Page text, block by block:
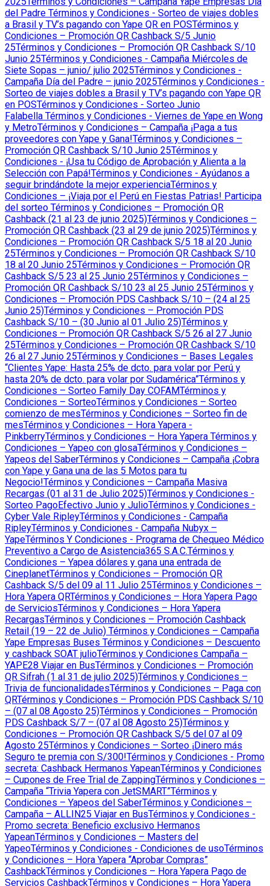
del Padre Términos y Condiciones - Sorteo de viajes dobles
a Brasil y TV’s pagando con Yape QR en POSTérminos y
Condiciones – Promoción QR Cashback S/5 Junio
25Términos y Condiciones – Promoción QR Cashback S/10
Junio 25Términos y Condiciones - Campaña Miércoles de
Siete Sopas – junio/ julio 2025Términos y Condiciones -
Campaña Día del Padre – junio 2025Términos y Condiciones -
Sorteo de viajes dobles a Brasil y TV’s pagando con Yape QR
en POSTérminos y Condiciones - Sorteo Junio
Falabella Términos y Condiciones - Viernes de Yape en Wong
y MetroTérminos y Condiciones – Campaña ¡Paga a tus
proveedores con Yape y Gana!Términos y Condiciones –
Promoción QR Cashback S/10 Junio 25Términos y
Condiciones - ¡Usa tu Código de Aprobación y Alienta a la
Selección con Papá!Términos y Condiciones - Ayúdanos a
seguir brindándote la mejor experienciaTérminos y
Condiciones – ¡Viaja por el Perú en Fiestas Patrias! Participa
del sorteo Términos y Condiciones – Promoción QR
Cashback (21 al 23 de junio 2025)Términos y Condiciones –
Promoción QR Cashback (23 al 29 de junio 2025)Términos y
Condiciones – Promoción QR Cashback S/5 18 al 20 Junio
25Términos y Condiciones – Promoción QR Cashback S/10
18 al 20 Junio 25Términos y Condiciones – Promoción QR
Cashback S/5 23 al 25 Junio 25Términos y Condiciones –
Promoción QR Cashback S/10 23 al 25 Junio 25Términos y
Condiciones – Promoción PDS Cashback S/10 – (24 al 25
Junio 25)Términos y Condiciones – Promoción PDS
Cashback S/10 – (30 Junio al 01 Julio 25)Términos y
Condiciones – Promoción QR Cashback S/5 26 al 27 Junio
25Términos y Condiciones – Promoción QR Cashback S/10
26 al 27 Junio 25Términos y Condiciones – Bases Legales
“Clientes Yape: Hasta 25% de dcto. para volar por Perú y
hasta 20% de dcto. para volar por Sudamérica”Términos y
Condiciones – Sorteo Family Day COFAMTérminos y
Condiciones – SorteoTérminos y Condiciones – Sorteo
comienzo de mesTérminos y Condiciones – Sorteo fin de
mesTérminos y Condiciones – Hora Yapera -
PinkberryTérminos y Condiciones – Hora Yapera Términos y
Condiciones – Yapeo con glosaTérminos y Condiciones –
Yapeos del SaberTérminos y Condiciones – Campaña ¡Cobra
con Yape y Gana una de las 5 Motos para tu
Negocio!Términos y Condiciones – Campaña Masiva
Recargas (01 al 31 de Julio 2025)Términos y Condiciones -
Sorteo PagoEfectivo Junio y JulioTérminos y Condiciones -
Cyber Vale RipleyTérminos y Condiciones - Campaña
RipleyTérminos y Condiciones - Campaña Nubyx –
YapeTérminos Y Condiciones - Programa de Chequeo Médico
Preventivo a Cargo de Asistencia365 S.A.C.Términos y
Condiciones – Yapea dólares y gana una entrada de
CineplanetTérminos y Condiciones – Promoción QR
Cashback S/5 del 09 al 11 Julio 25Términos y Condiciones –
Hora Yapera QRTérminos y Condiciones – Hora Yapera Pago
de ServiciosTérminos y Condiciones – Hora Yapera
RecargasTérminos y Condiciones – Promoción Cashback
Retail (19 – 22 de Julio) Términos y Condiciones – Campaña
Yape Empresas Buses Términos y Condiciones – Descuento
y cashback SOAT julioTérminos y Condiciones Campaña –
YAPE28 Viajar en BusTérminos y Condiciones – Promoción
QR Sifrah (1 al 31 de julio 2025)Términos y Condiciones –
Trivia de funcionalidadesTérminos y Condiciones – Paga con
QRTérminos y Condiciones – Promoción PDS Cashback S/10
– (07 al 08 Agosto 25)Términos y Condiciones – Promoción
PDS Cashback S/7 – (07 al 08 Agosto 25)Términos y
Condiciones – Promoción QR Cashback S/5 del 07 al 09
Agosto 25Términos y Condiciones – Sorteo ¡Dinero más
Seguro te premia con S/300!Términos y Condiciones - Promo
secreta: Cashback Hermanos YapeanTérminos y Condiciones
– Cupones de Free Trial de ZappingTérminos y Condiciones –
Campaña “Trivia Yapera con JetSMART”Términos y
Condiciones – Yapeos del SaberTérminos y Condiciones –
Campaña – ALLIN25 Viajar en BusTérminos y Condiciones -
Promo secreta: Beneficio exclusivo Hermanos
YapeanTérminos y Condiciones – Masters del
YapeoTérminos y Condiciones - Condiciones de usoTérminos
y Condiciones – Hora Yapera “Aprobar Compras”
CashbackTérminos y Condiciones – Hora Yapera Pago de
Servicios CashbackTérminos y Condiciones – Hora Yapera